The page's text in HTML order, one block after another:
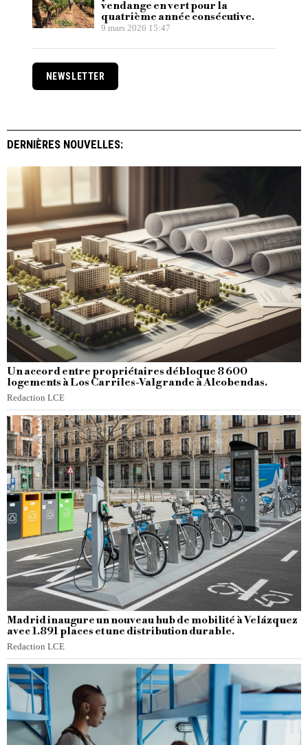
vendange en vert pour la
quatrième année consécutive.
9 mars 2026 15:47
NEWSLETTER
DERNIÈRES NOUVELLES:
Un accord entre propriétaires débloque 8 600
logements à Los Carriles-Valgrande à Alcobendas.
Redaction LCE
Madrid inaugure un nouveau hub de mobilité à Velázquez
avec 1.891 places et une distribution durable.
Redaction LCE